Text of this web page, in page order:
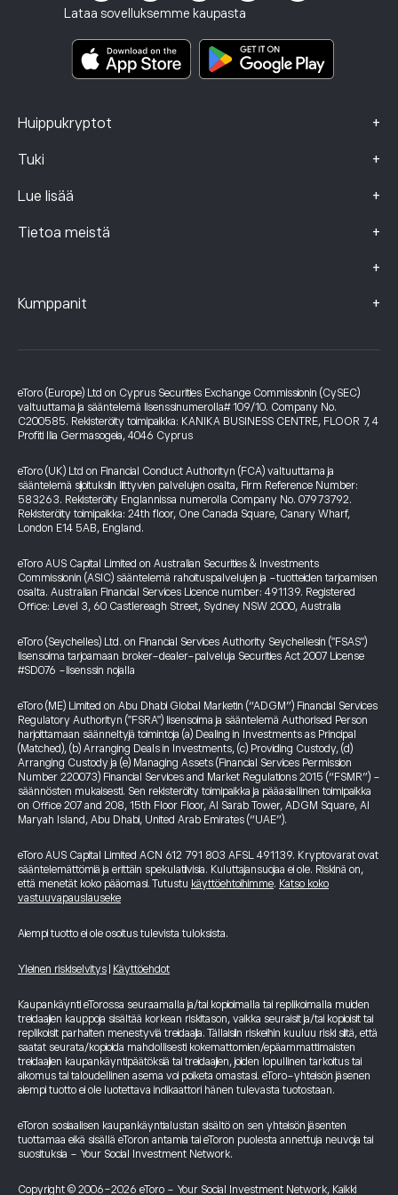
Lataa sovelluksemme kaupasta
Huippukryptot +
Tuki +
Lue lisää +
Tietoa meistä +
+
Keskeistä tietoa sisältävät asiakirjat
Valitustiedot (FCA-asiakkaat)
Kumppanit +
Sijoitusvakuutus
eToro (Europe) Ltd on Cyprus Securities Exchange Commissionin (CySEC)
valtuuttama ja sääntelemä lisenssinumerolla# 109/10. Company No.
C200585. Rekisteröity toimipaikka: KANIKA BUSINESS CENTRE, FLOOR 7, 4
Profiti Ilia Germasogeia, 4046 Cyprus
eToro (UK) Ltd on Financial Conduct Authorityn (FCA) valtuuttama ja
sääntelemä sijoituksiin liittyvien palvelujen osalta, Firm Reference Number:
583263. Rekisteröity Englannissa numerolla Company No. 07973792.
Rekisteröity toimipaikka: 24th floor, One Canada Square, Canary Wharf,
London E14 5AB, England.
eToro AUS Capital Limited on Australian Securities & Investments
Commissionin (ASIC) sääntelemä rahoituspalvelujen ja -tuotteiden tarjoamisen
osalta. Australian Financial Services Licence number: 491139. Registered
Office: Level 3, 60 Castlereagh Street, Sydney NSW 2000, Australia
eToro (Seychelles) Ltd. on Financial Services Authority Seychellesin ("FSAS")
lisensoima tarjoamaan broker-dealer-palveluja Securities Act 2007 License
#SD076 -lisenssin nojalla
eToro (ME) Limited on Abu Dhabi Global Marketin (“ADGM”) Financial Services
Regulatory Authorityn ("FSRA") lisensoima ja sääntelemä Authorised Person
harjoittamaan säänneltyjä toimintoja (a) Dealing in Investments as Principal
(Matched), (b) Arranging Deals in Investments, (c) Providing Custody, (d)
Arranging Custody ja (e) Managing Assets (Financial Services Permission
Number 220073) Financial Services and Market Regulations 2015 (“FSMR”) -
säännösten mukaisesti. Sen rekisteröity toimipaikka ja pääasiallinen toimipaikka
on Office 207 and 208, 15th Floor Floor, Al Sarab Tower, ADGM Square, Al
Maryah Island, Abu Dhabi, United Arab Emirates (“UAE”).
eToro AUS Capital Limited ACN 612 791 803 AFSL 491139. Kryptovarat ovat
sääntelemättömiä ja erittäin spekulatiivisia. Kuluttajansuojaa ei ole. Riskinä on,
että menetät koko pääomasi. Tutustu käyttöehtoihimme. Katso koko
vastuuvapauslauseke
Aiempi tuotto ei ole osoitus tulevista tuloksista.
Yleinen riskiselvitys Käyttöehdot
Kaupankäynti eTorossa seuraamalla ja/tai kopioimalla tai replikoimalla muiden
treidaajien kauppoja sisältää korkean riskitason, vaikka seuraisit ja/tai kopioisit tai
replikoisit parhaiten menestyviä treidaajia. Tällaisiin riskeihin kuuluu riski siitä, että
saatat seurata/kopioida mahdollisesti kokemattomien/epäammattimaisten
treidaajien kaupankäyntipäätöksiä tai treidaajien, joiden lopullinen tarkoitus tai
aikomus tai taloudellinen asema voi poiketa omastasi. eToro-yhteisön jäsenen
aiempi tuotto ei ole luotettava indikaattori hänen tulevasta tuotostaan.
eToron sosiaalisen kaupankäyntialustan sisältö on sen yhteisön jäsenten
tuottamaa eikä sisällä eToron antamia tai eToron puolesta annettuja neuvoja tai
suosituksia - Your Social Investment Network.
Copyright © 2006-2026 eToro - Your Social Investment Network, Kaikki